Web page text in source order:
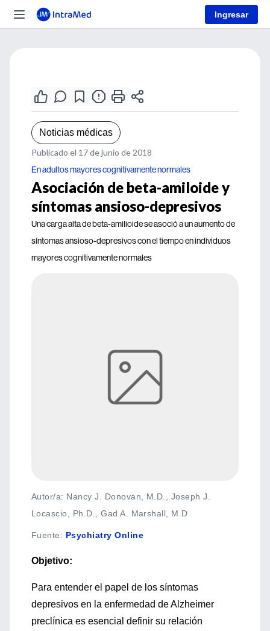
Ingresar
Noticias médicas
Publicado el 17 de junio de 2018
En adultos mayores cognitivamente normales
Asociación de beta-amiloide y
síntomas ansioso-depresivos
Una carga alta de beta-amilioide se asoció a un aumento de
síntomas ansioso-depresivos con el tiempo en individuos
mayores cognitivamente normales
Autor/a: Nancy J. Donovan, M.D., Joseph J.
Locascio, Ph.D., Gad A. Marshall, M.D
Fuente: Psychiatry Online
Objetivo:
Para entender el papel de los síntomas
depresivos en la enfermedad de Alzheimer
preclínica es esencial definir su relación